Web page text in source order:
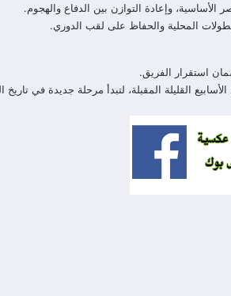
وإعادة التوازن بين الدفاع والهجوم.
المحلية والحفاظ على لقب الدوري.
استقرار الفريق.
القليلة المقبلة، لتبدأ مرحلة جديدة في